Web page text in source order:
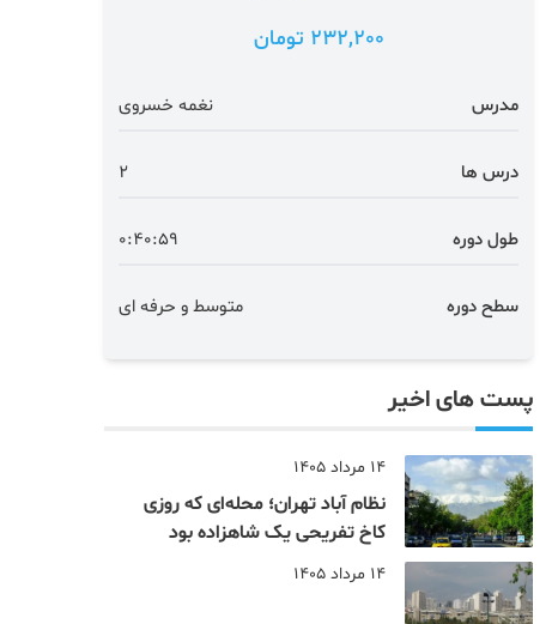
232,200 تومان
مدرس نغمه خسروی
درس ها 2
طول دوره 0:40:59
سطح دوره متوسط و حرفه ای
پست های اخیر
14 مرداد 1405
نظام‌ آباد تهران؛ محله‌ای که روزی
کاخ تفریحی یک شاهزاده بود
14 مرداد 1405